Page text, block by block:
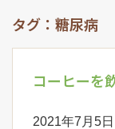
タグ：糖尿病
コーヒーを
2021年7月5日